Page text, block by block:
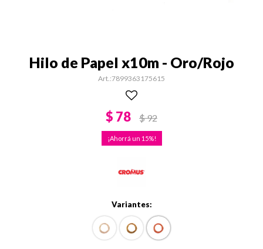
Hilo de Papel x10m - Oro/Rojo
7899363175615
$ 78 $92
15
Variantes: